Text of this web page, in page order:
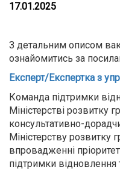
17.01.2025
З детальним описом
ознайомитись за
Експерт/Експертка з
Команда підтримки
Міністерстві розвитку
консультативно-
Міністерству розвитку
впровадженні
підтримки